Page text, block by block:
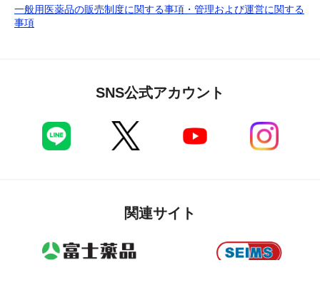
一般用医薬品の販売制度に関する事項・管理および運営に関する
事項
SNS公式アカウント
関連サイト